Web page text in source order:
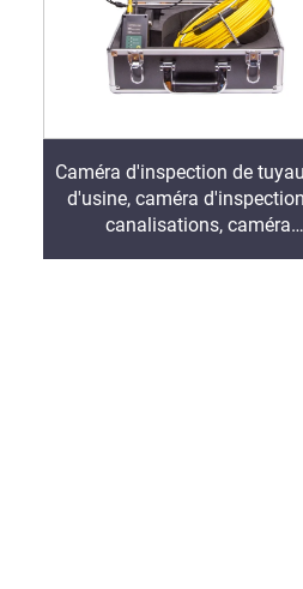
Caméra d'inspection de
d'usine, caméra
canalisations, caméra